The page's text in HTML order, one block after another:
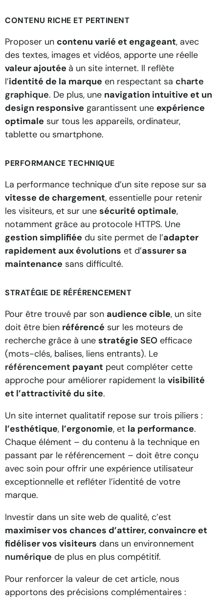
CONTENU RICHE ET PERTINENT
Proposer un contenu varié et engageant, avec
des textes, images et vidéos, apporte une réelle
valeur ajoutée à un site internet. Il reflète
l’identité de la marque en respectant sa charte
graphique. De plus, une navigation intuitive et un
design responsive garantissent une expérience
optimale sur tous les appareils, ordinateur,
tablette ou smartphone.
PERFORMANCE TECHNIQUE
La performance technique d’un site repose sur sa
vitesse de chargement, essentielle pour retenir
les visiteurs, et sur une sécurité optimale,
notamment grâce au protocole HTTPS. Une
gestion simplifiée du site permet de l’adapter
rapidement aux évolutions et d’assurer sa
maintenance sans difficulté.
STRATÉGIE DE RÉFÉRENCEMENT
Pour être trouvé par son audience cible, un site
doit être bien référencé sur les moteurs de
recherche grâce à une stratégie SEO efficace
(mots-clés, balises, liens entrants). Le
référencement payant peut compléter cette
approche pour améliorer rapidement la visibilité
et l’attractivité du site.
Un site internet qualitatif repose sur trois piliers :
l’esthétique, l’ergonomie, et la performance.
Chaque élément – du contenu à la technique en
passant par le référencement – doit être conçu
avec soin pour offrir une expérience utilisateur
exceptionnelle et refléter l’identité de votre
marque.
Investir dans un site web de qualité, c’est
maximiser vos chances d’attirer, convaincre et
fidéliser vos visiteurs dans un environnement
numérique de plus en plus compétitif.
Pour renforcer la valeur de cet article, nous
apportons des précisions complémentaires :